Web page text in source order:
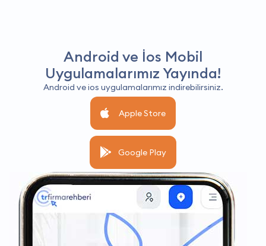
Android ve İos Mobil
Uygulamalarımız Yayında!
Android ve ios uygulamalarımız indirebilirsiniz.
Apple Store
Google Play